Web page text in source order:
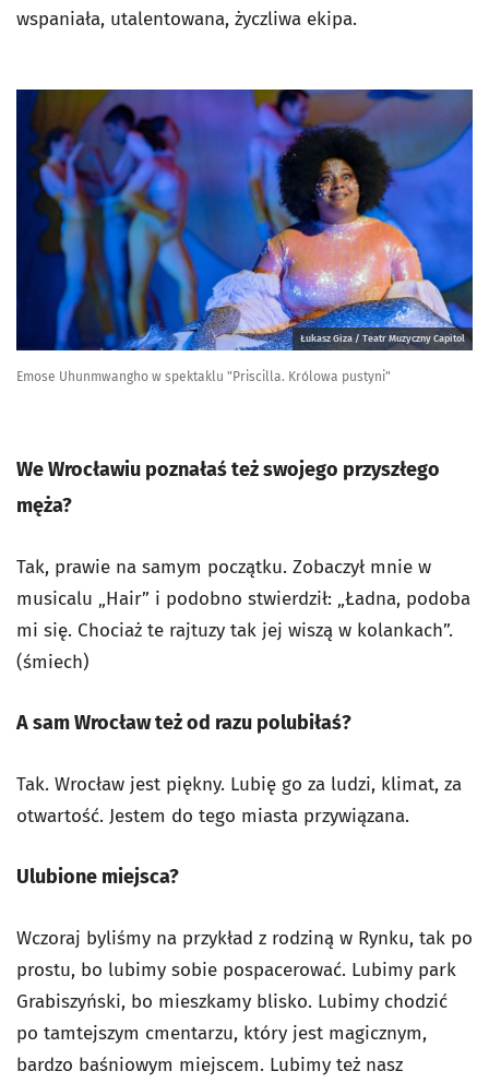
wspaniała, utalentowana, życzliwa ekipa.
Łukasz Giza / Teatr Muzyczny Capitol
Emose Uhunmwangho w spektaklu "Priscilla. Królowa pustyni"
We Wrocławiu poznałaś też swojego przyszłego
męża?
Tak, prawie na samym początku. Zobaczył mnie w
musicalu „Hair” i podobno stwierdził: „Ładna, podoba
mi się. Chociaż te rajtuzy tak jej wiszą w kolankach”.
(śmiech)
A sam Wrocław też od razu polubiłaś?
Tak. Wrocław jest piękny. Lubię go za ludzi, klimat, za
otwartość. Jestem do tego miasta przywiązana.
Ulubione miejsca?
Wczoraj byliśmy na przykład z rodziną w Rynku, tak po
prostu, bo lubimy sobie pospacerować. Lubimy park
Grabiszyński, bo mieszkamy blisko. Lubimy chodzić
po tamtejszym cmentarzu, który jest magicznym,
bardzo baśniowym miejscem. Lubimy też nasz